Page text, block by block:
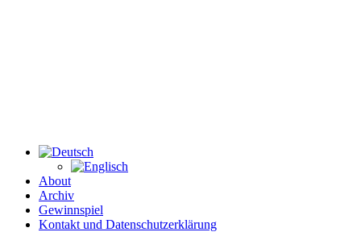
About
Archiv
Gewinnspiel
Kontakt und Datenschutzerklärung